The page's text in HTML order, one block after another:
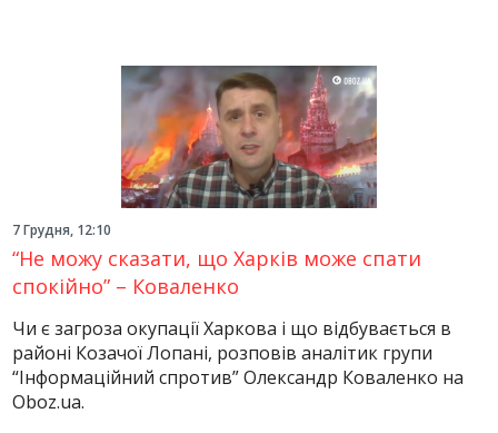
7 Грудня, 12:10
“Не можу сказати, що Харків може спати
спокійно” – Коваленко
Чи є загроза окупації Харкова і що відбувається в
районі Козачої Лопані, розповів аналітик групи
“Інформаційний спротив” Олександр Коваленко на
Oboz.ua.